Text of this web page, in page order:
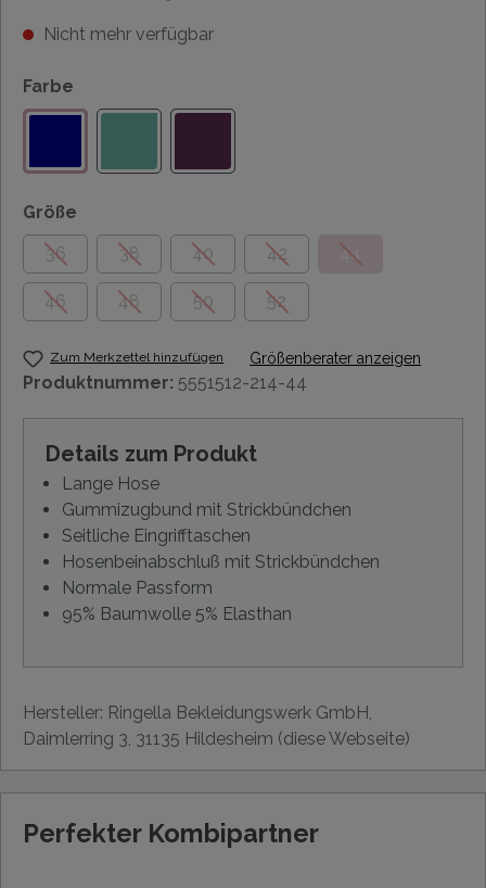
Nicht mehr verfügbar
Farbe
Größe
36
38 40 42 44
46 48 50 52
Zum Merkzettel hinzufügen Größenberater anzeigen
Produktnummer: 5551512-214-44
Details zum Produkt
Lange Hose
Gummizugbund mit Strickbündchen
Seitliche Eingrifftaschen
Hosenbeinabschluß mit Strickbündchen
Normale Passform
95% Baumwolle 5% Elasthan
Hersteller: Ringella Bekleidungswerk GmbH,
Daimlerring 3, 31135 Hildesheim (diese Webseite)
Perfekter Kombipartner